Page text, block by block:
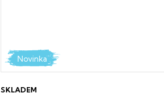
Novinka
SKLADEM